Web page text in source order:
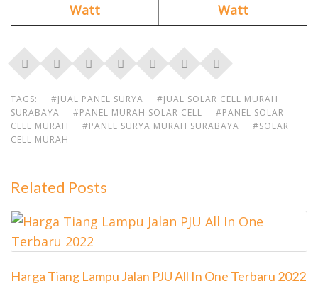
Watt
Watt
TAGS: #JUAL PANEL SURYA
#JUAL SOLAR CELL MURAH
SURABAYA
#PANEL MURAH SOLAR CELL
#PANEL SOLAR
CELL MURAH
#PANEL SURYA MURAH SURABAYA
#SOLAR
CELL MURAH
Related Posts
Harga Tiang Lampu Jalan PJU All In One Terbaru 2022